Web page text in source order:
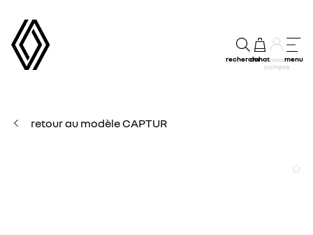
rechercheachatmon
compte
menu
retour au modèle CAPTUR